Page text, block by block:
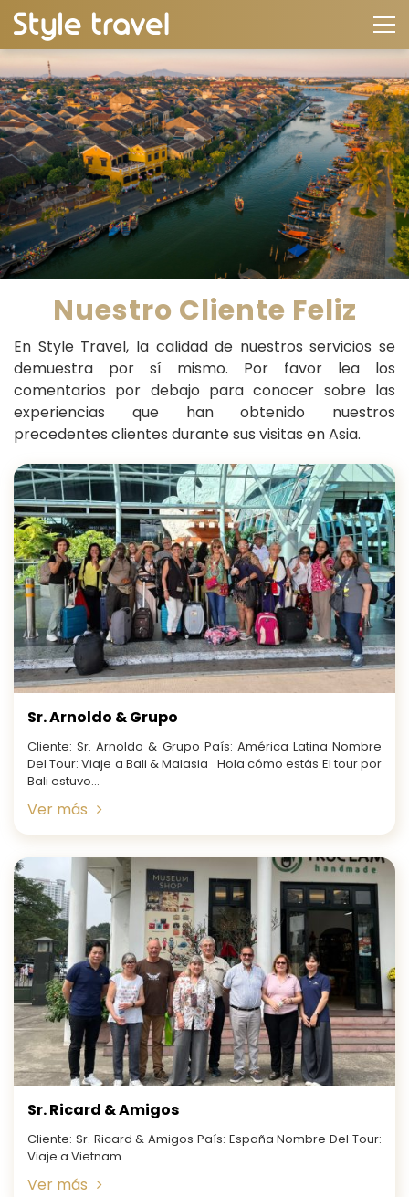
Nuestro Cliente Feliz
En Style Travel, la calidad de nuestros servicios se
demuestra por sí mismo. Por favor lea los
comentarios por debajo para conocer sobre las
experiencias que han obtenido nuestros
precedentes clientes durante sus visitas en Asia.
Sr. Arnoldo & Grupo
Cliente: Sr. Arnoldo & Grupo País: América Latina Nombre
Del Tour: Viaje a Bali & Malasia Hola cómo estás El tour por
Bali estuvo...
Ver más
Sr. Ricard & Amigos
Cliente: Sr. Ricard & Amigos País: España Nombre Del Tour:
Viaje a Vietnam
Ver más